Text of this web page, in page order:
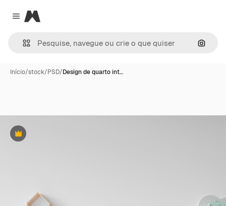
Close menu
Magnific
Início/stock/PSD/Design de quarto int…
Premium